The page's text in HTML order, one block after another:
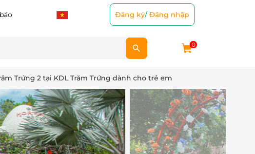
Đăng ký/Đăng nhập
0
Trứng 2 tại KDL Trăm Trứng dành cho trẻ em